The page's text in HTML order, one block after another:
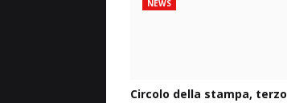
NEWS
Circolo della stampa, terzo